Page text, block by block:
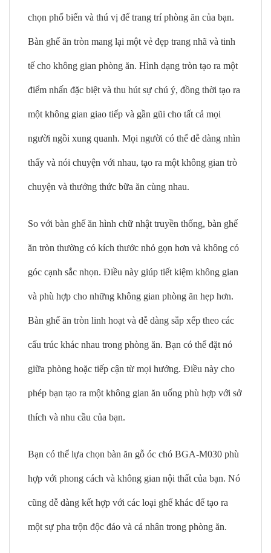
chọn phổ biến và thú vị để trang trí phòng ăn của bạn.
Bàn ghế ăn tròn mang lại một vẻ đẹp trang nhã và tinh
tế cho không gian phòng ăn. Hình dạng tròn tạo ra một
điểm nhấn đặc biệt và thu hút sự chú ý, đồng thời tạo ra
một không gian giao tiếp và gần gũi cho tất cả mọi
người ngồi xung quanh. Mọi người có thể dễ dàng nhìn
thấy và nói chuyện với nhau, tạo ra một không gian trò
chuyện và thưởng thức bữa ăn cùng nhau.
So với bàn ghế ăn hình chữ nhật truyền thống, bàn ghế
ăn tròn thường có kích thước nhỏ gọn hơn và không có
góc cạnh sắc nhọn. Điều này giúp tiết kiệm không gian
và phù hợp cho những không gian phòng ăn hẹp hơn.
Bàn ghế ăn tròn linh hoạt và dễ dàng sắp xếp theo các
cấu trúc khác nhau trong phòng ăn. Bạn có thể đặt nó
giữa phòng hoặc tiếp cận từ mọi hướng. Điều này cho
phép bạn tạo ra một không gian ăn uống phù hợp với sở
thích và nhu cầu của bạn.
Bạn có thể lựa chọn bàn ăn gỗ óc chó BGA-M030 phù
hợp với phong cách và không gian nội thất của bạn. Nó
cũng dễ dàng kết hợp với các loại ghế khác để tạo ra
một sự pha trộn độc đáo và cá nhân trong phòng ăn.